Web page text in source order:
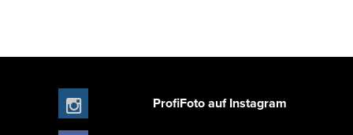
ProfiFoto auf Instagram